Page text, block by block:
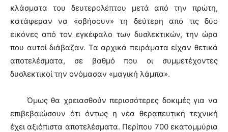
κλάσματα του δευτερολέπτου μετά από την πρώτη,
κατάφεραν να «σβήσουν» τη δεύτερη από τις δύο
εικόνες από τον εγκέφαλο των δυσλεκτικών, την ώρα
που αυτοί διάβαζαν. Τα αρχικά πειράματα είχαν θετικά
αποτελέσματα, σε βαθμό που οι συμμετέχοντες
δυσλεκτικοί την ονόμασαν «μαγική λάμπα».
Όμως θα χρειασθούν περισσότερες δοκιμές για να
επιβεβαιώσουν ότι όντως η νέα θεραπευτική τεχνική
έχει αξιόπιστα αποτελέσματα. Περίπου 700 εκατομμύρια